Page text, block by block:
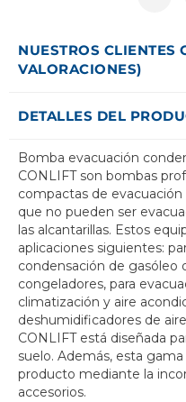
NUESTROS CLIENTES
VALORACIONES)
DETALLES DEL
Bomba evacuación
CONLIFT son bombas
compactas de
que no pueden ser
las alcantarillas. Estos
aplicaciones siguientes:
condensación de gasóleo
congeladores, para
climatización y aire
deshumidificadores de
CONLIFT está diseñada
suelo. Además, esta
producto mediante la
accesorios.